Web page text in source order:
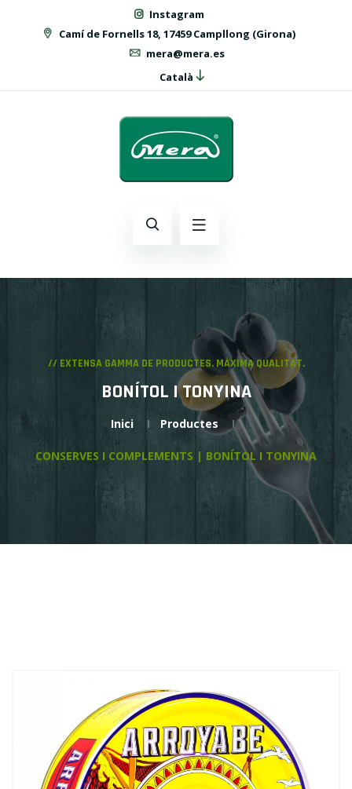
Instagram
Camí de Fornells 18, 17459 Campllong (Girona)
mera@mera.es
Català
// EXTENSA GAMMA DE PRODUCTES. MÀXIMA QUALITAT.
BONÍTOL I TONYINA
Inici Productes
CONSERVES I COMPLEMENTS | BONÍTOL I TONYINA